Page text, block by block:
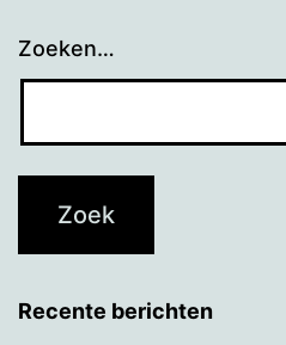
Zoeken…
Recente berichten